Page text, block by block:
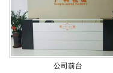
公司前台